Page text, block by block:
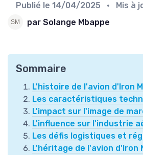
Publié le 14/04/2025 • Mis à
par Solange Mbappe
Sommaire
L'histoire de l'avion d'Iron
Les caractéristiques
L'impact sur l'image de
L'influence sur l'industrie
Les défis logistiques et
L'héritage de l'avion d'Iron